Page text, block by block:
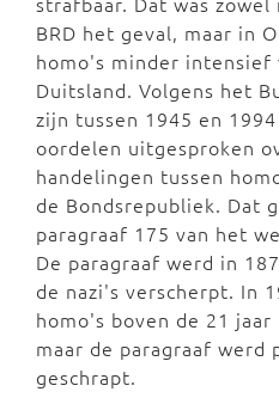
BRD het geval, maar in
homo's minder intensief
Duitsland. Volgens het
zijn tussen 1945 en
oordelen uitgesproken
handelingen tussen
de Bondsrepubliek. Dat
paragraaf 175 van het
De paragraaf werd in
de nazi's verscherpt. In
homo's boven de 21
maar de paragraaf
geschrapt.